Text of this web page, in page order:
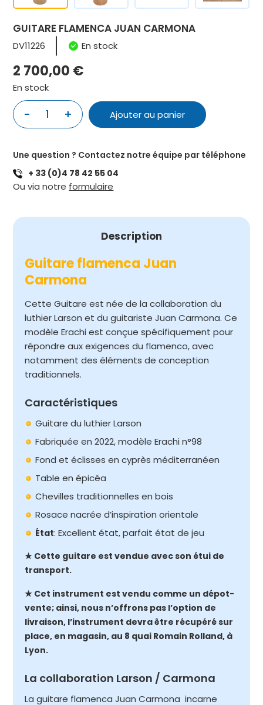
GUITARE FLAMENCA JUAN CARMONA
DV11226 En stock
2 700,00 €
En stock
-
quantité
FLAMENCA
JUAN
CARMONA
1 + Ajouter au panier
Une question ? Contactez notre équipe par téléphone
+ 33 (0)4 78 42 55 04
Ou via notre formulaire
Description
Guitare flamenca Juan
Carmona
Cette Guitare est née de la collaboration du
luthier Larson et du guitariste Juan Carmona. Ce
modèle Erachi est conçue spécifiquement pour
répondre aux exigences du flamenco, avec
notamment des éléments de conception
traditionnels.
Caractéristiques
Guitare du luthier Larson
Fabriquée en 2022, modèle Erachi n°98
Fond et éclisses en cyprès méditerranéen
Table en épicéa
Chevilles traditionnelles en bois
Rosace nacrée d’inspiration orientale
État: Excellent état, parfait état de jeu
★ Cette guitare est vendue avec son étui de
transport.
★ Cet instrument est vendu comme un dépot-
vente; ainsi, nous n’offrons pas l’option de
livraison, l’instrument devra être récupéré sur
place, en magasin, au 8 quai Romain Rolland, à
Lyon.
La collaboration Larson / Carmona
La guitare flamenca Juan Carmona incarne